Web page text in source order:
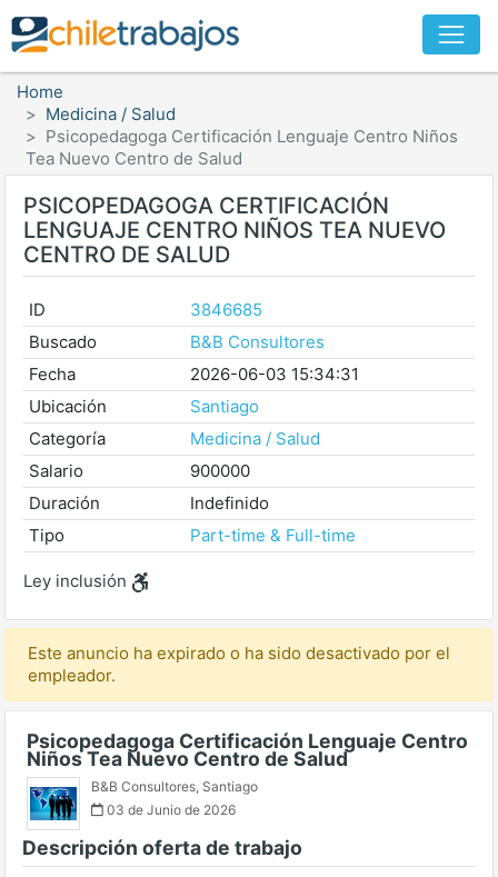
Home
Medicina / Salud
Psicopedagoga Certificación Lenguaje Centro Niños
Tea Nuevo Centro de Salud
PSICOPEDAGOGA CERTIFICACIÓN
LENGUAJE CENTRO NIÑOS TEA NUEVO
CENTRO DE SALUD
ID
3846685
Buscado
B&B Consultores
Fecha
2026-06-03 15:34:31
Ubicación
Santiago
Categoría
Medicina / Salud
Salario
900000
Duración
Indefinido
Tipo
Part-time & Full-time
Ley inclusión
Este anuncio ha expirado o ha sido desactivado por el
empleador.
Psicopedagoga Certificación Lenguaje Centro
Niños Tea Nuevo Centro de Salud
B&B Consultores, Santiago
03 de Junio de 2026
Descripción oferta de trabajo